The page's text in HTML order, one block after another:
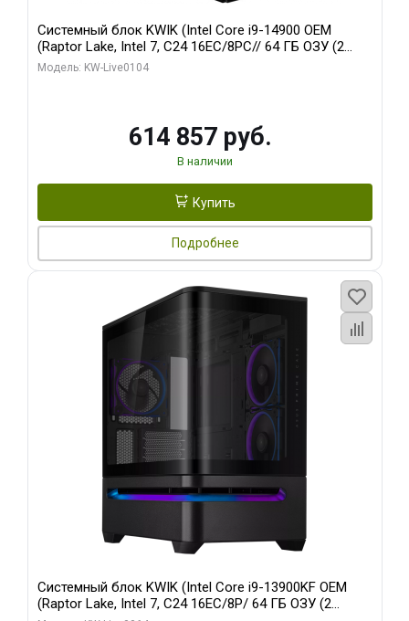
Системный блок KWIK (Intel Core i9-14900 OEM
(Raptor Lake, Intel 7, C24 16EC/8PC// 64 ГБ ОЗУ (2
модуля)/ Afox RTX4090 24GB GDDR6X 384-Bit 3xDP
Модель: KW-Live0104
614 857 руб.
В наличии
Купить
Подробнее
Системный блок KWIK (Intel Core i9-13900KF OEM
(Raptor Lake, Intel 7, C24 16EC/8P/ 64 ГБ ОЗУ (2